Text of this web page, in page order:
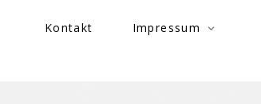
Kontakt
Impressum